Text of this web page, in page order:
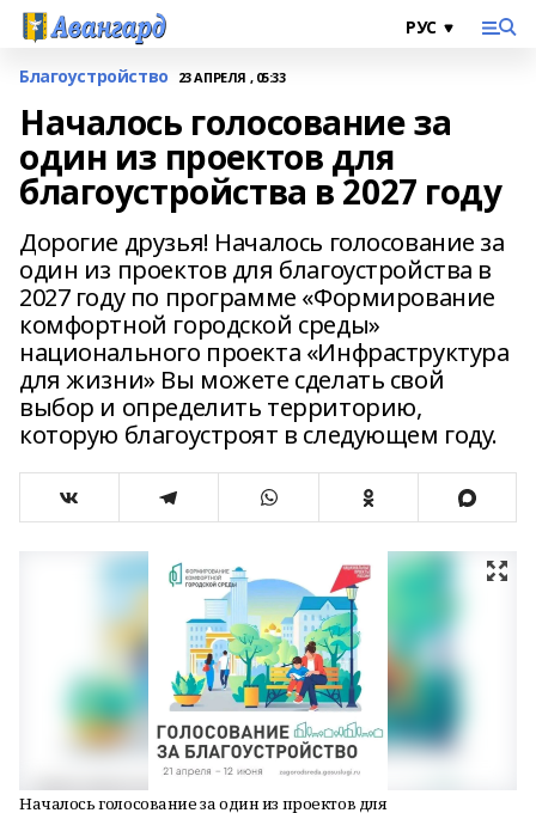
Благоустройство 23 АПРЕЛЯ , 05:33
Началось голосование за
один из проектов для
благоустройства в 2027 году
Дорогие друзья! Началось голосование за
один из проектов для благоустройства в
2027 году по программе «Формирование
комфортной городской среды»
национального проекта «Инфраструктура
для жизни» Вы можете сделать свой
выбор и определить территорию,
которую благоустроят в следующем году.
Началось голосование за один из проектов для